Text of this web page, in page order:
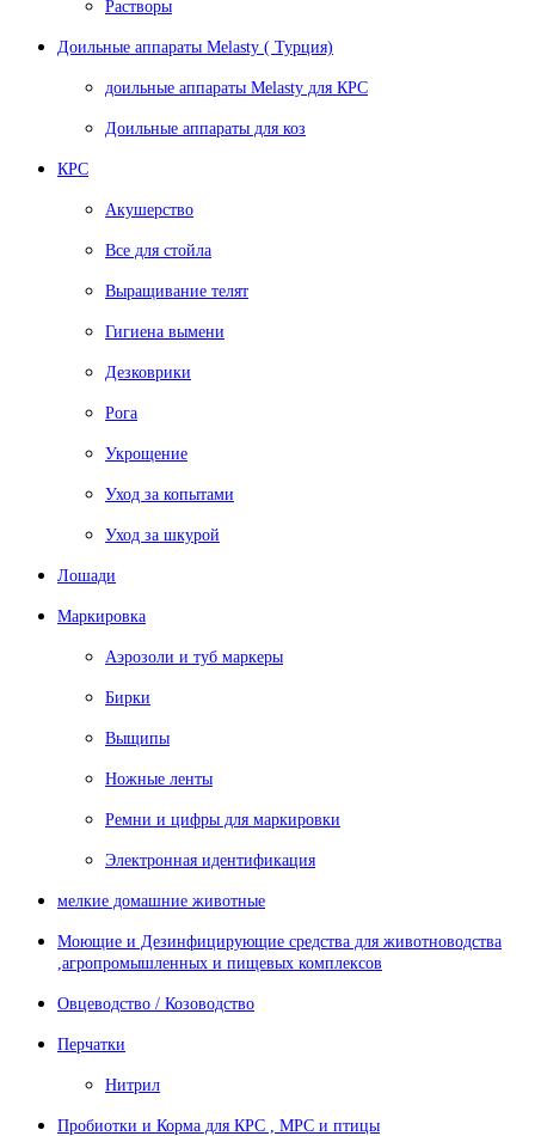
Растворы
Доильные аппараты Melasty ( Турция)
доильные аппараты Melasty для КРС
Доильные аппараты для коз
КРС
Акушерство
Все для стойла
Выращивание телят
Гигиена вымени
Дезковрики
Рога
Укрощение
Уход за копытами
Уход за шкурой
Лошади
Маркировка
Аэрозоли и туб маркеры
Бирки
Выщипы
Ножные ленты
Ремни и цифры для маркировки
Электронная идентификация
мелкие домашние животные
Моющие и Дезинфицирующие средства для животноводства
,агропромышленных и пищевых комплексов
Овцеводство / Козоводство
Перчатки
Нитрил
Пробиотки и Корма для КРС , МРС и птицы